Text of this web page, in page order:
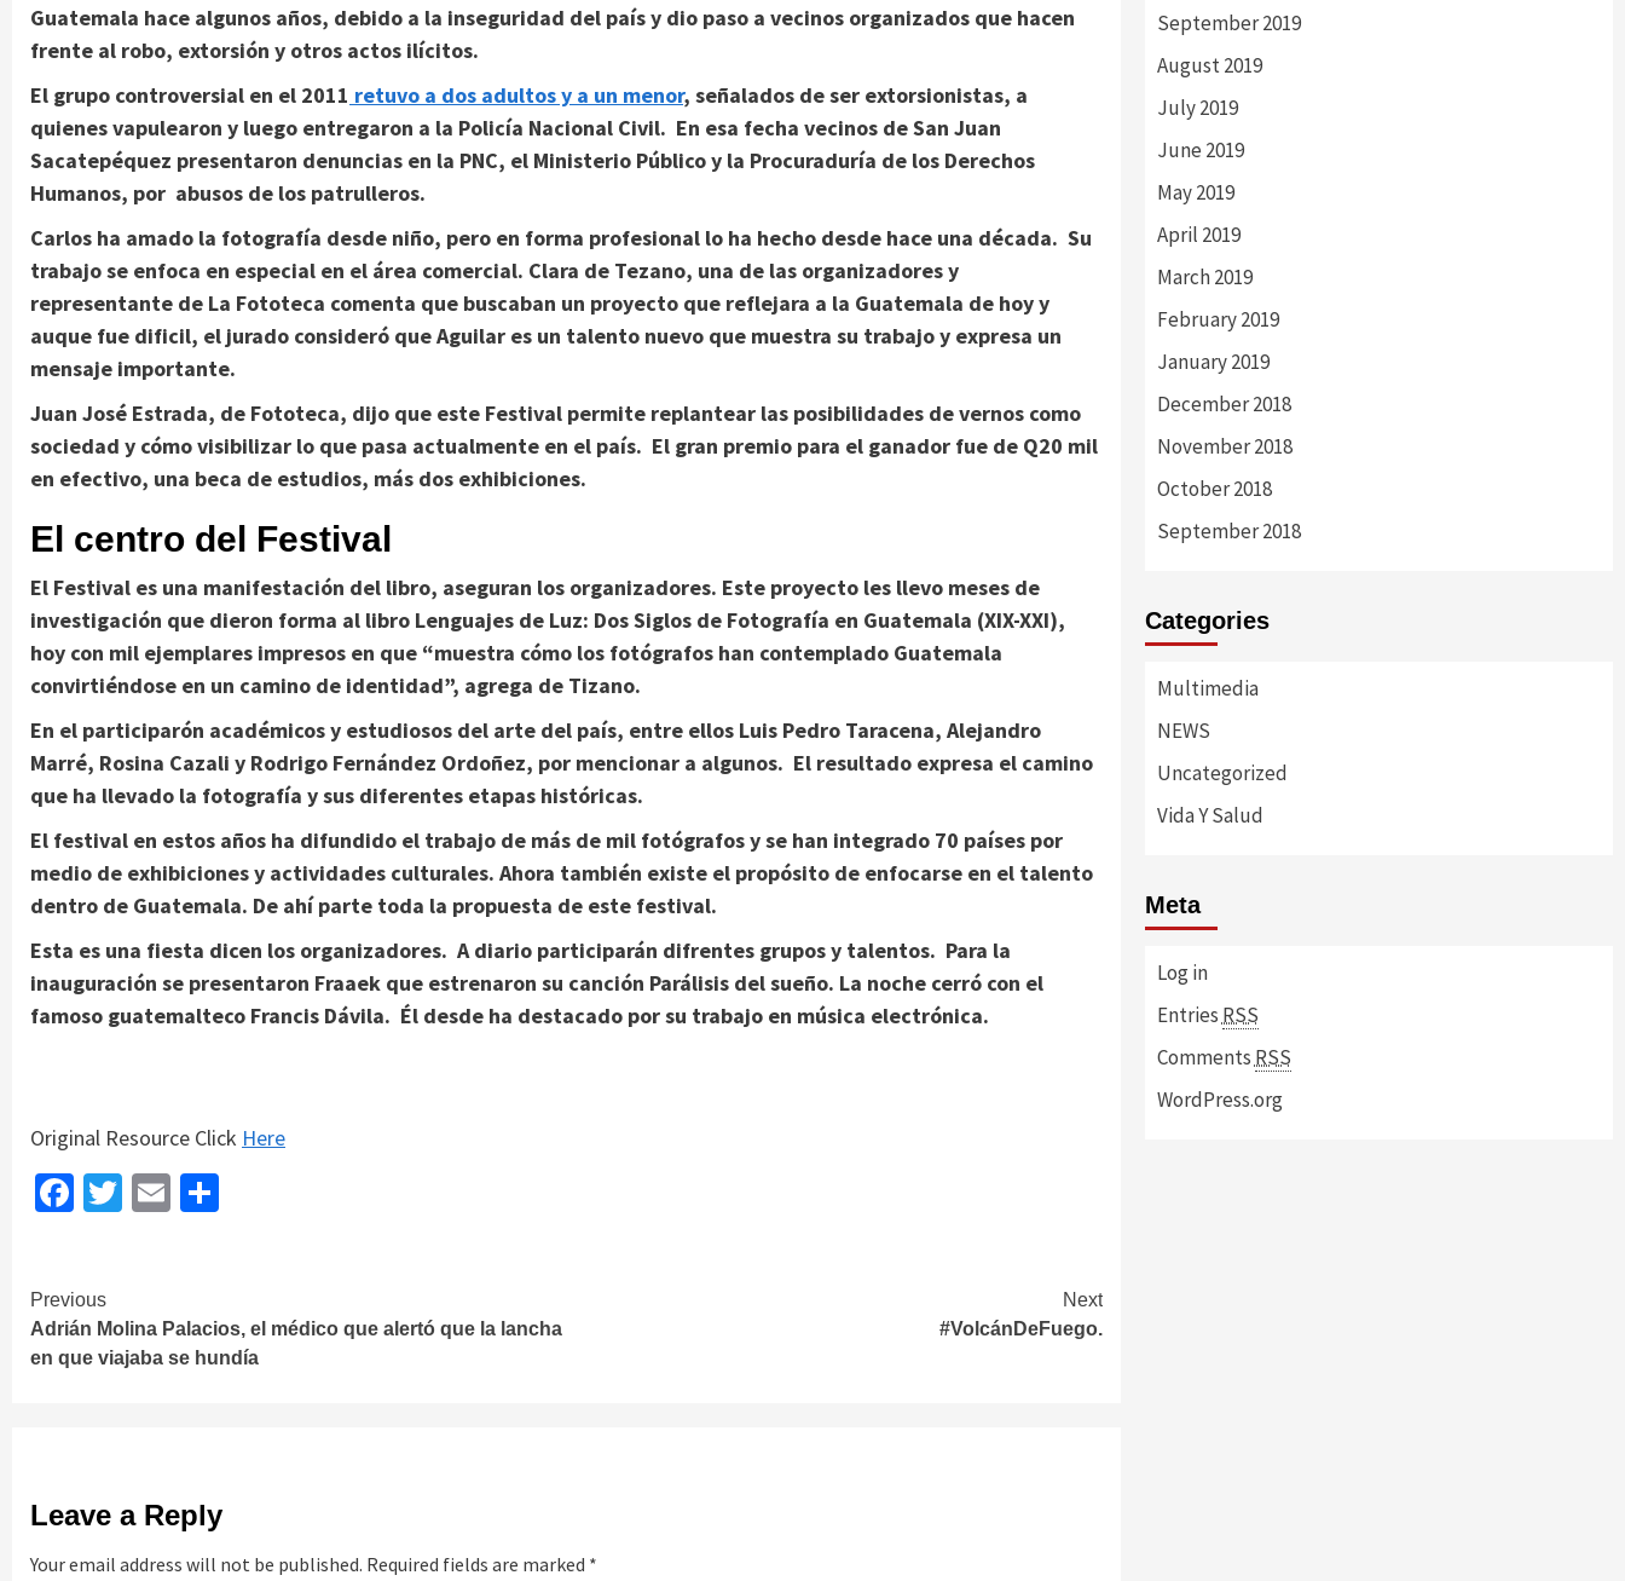
Guatemala hace algunos años, debido a la inseguridad del país y dio paso a vecinos organizados que hacen
frente al robo, extorsión y otros actos ilícitos.
El grupo controversial en el 2011 retuvo a dos adultos y a un menor, señalados de ser extorsionistas, a
quienes vapulearon y luego entregaron a la Policía Nacional Civil. En esa fecha vecinos de San Juan
Sacatepéquez presentaron denuncias en la PNC, el Ministerio Público y la Procuraduría de los Derechos
Humanos, por abusos de los patrulleros.
Carlos ha amado la fotografía desde niño, pero en forma profesional lo ha hecho desde hace una década. Su
trabajo se enfoca en especial en el área comercial. Clara de Tezano, una de las organizadores y
representante de La Fototeca comenta que buscaban un proyecto que reflejara a la Guatemala de hoy y
auque fue dificil, el jurado consideró que Aguilar es un talento nuevo que muestra su trabajo y expresa un
mensaje importante.
Juan José Estrada, de Fototeca, dijo que este Festival permite replantear las posibilidades de vernos como
sociedad y cómo visibilizar lo que pasa actualmente en el país. El gran premio para el ganador fue de Q20 mil
en efectivo, una beca de estudios, más dos exhibiciones.
El centro del Festival
El Festival es una manifestación del libro, aseguran los organizadores. Este proyecto les llevo meses de
investigación que dieron forma al libro Lenguajes de Luz: Dos Siglos de Fotografía en Guatemala (XIX-XXI),
hoy con mil ejemplares impresos en que “muestra cómo los fotógrafos han contemplado Guatemala
convirtiéndose en un camino de identidad”, agrega de Tizano.
En el participarón académicos y estudiosos del arte del país, entre ellos Luis Pedro Taracena, Alejandro
Marré, Rosina Cazali y Rodrigo Fernández Ordoñez, por mencionar a algunos. El resultado expresa el camino
que ha llevado la fotografía y sus diferentes etapas históricas.
El festival en estos años ha difundido el trabajo de más de mil fotógrafos y se han integrado 70 países por
medio de exhibiciones y actividades culturales. Ahora también existe el propósito de enfocarse en el talento
dentro de Guatemala. De ahí parte toda la propuesta de este festival.
Esta es una fiesta dicen los organizadores. A diario participarán difrentes grupos y talentos. Para la
inauguración se presentaron Fraaek que estrenaron su canción Parálisis del sueño. La noche cerró con el
famoso guatemalteco Francis Dávila. Él desde ha destacado por su trabajo en música electrónica.
Original Resource Click Here
Facebook
Twitter
Email
Continue
Reading
Previous
Adrián Molina Palacios, el médico que alertó que la lancha
en que viajaba se hundía
Next
#VolcánDeFuego.
Leave a Reply
Your email address will not be published. Required fields are marked *
September 2019
August 2019
July 2019
June 2019
May 2019
April 2019
March 2019
February 2019
January 2019
December 2018
November 2018
October 2018
September 2018
Categories
Multimedia
NEWS
Uncategorized
Vida Y Salud
Meta
Log in
Entries RSS
Comments RSS
WordPress.org